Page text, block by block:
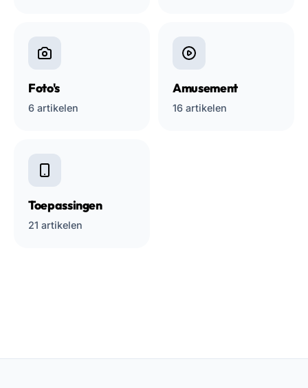
Foto's
6 artikelen
Amusement
16 artikelen
Toepassingen
21 artikelen